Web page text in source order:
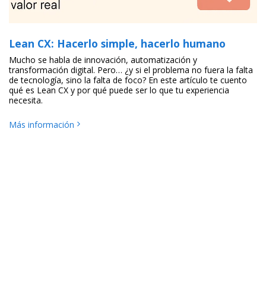
Lean CX: Hacerlo simple, hacerlo humano
Mucho se habla de innovación, automatización y
transformación digital. Pero… ¿y si el problema no fuera la falta
de tecnología, sino la falta de foco? En este artículo te cuento
qué es Lean CX y por qué puede ser lo que tu experiencia
necesita.
Más información